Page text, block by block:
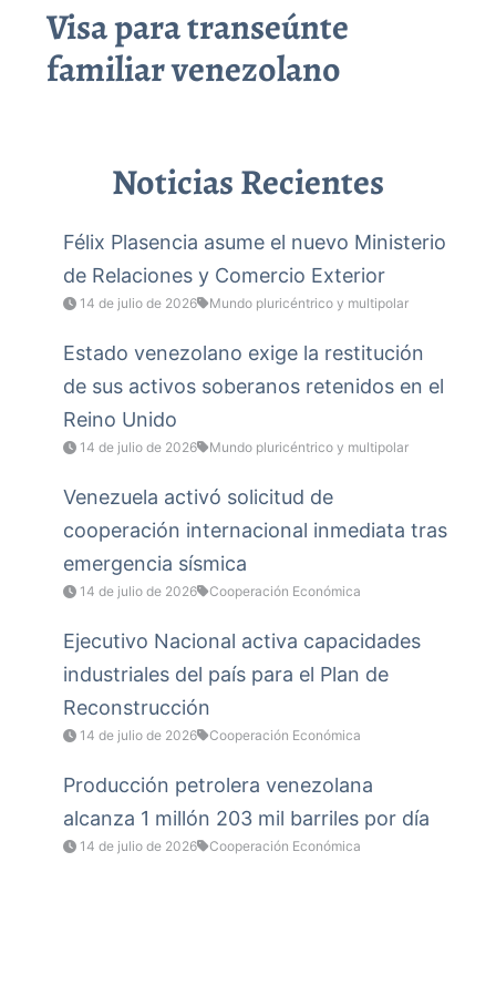
Visa para transeúnte
familiar venezolano
Noticias Recientes
Félix Plasencia asume el nuevo Ministerio
de Relaciones y Comercio Exterior
14 de julio de 2026 Mundo pluricéntrico y multipolar
Estado venezolano exige la restitución
de sus activos soberanos retenidos en el
Reino Unido
14 de julio de 2026 Mundo pluricéntrico y multipolar
Venezuela activó solicitud de
cooperación internacional inmediata tras
emergencia sísmica
14 de julio de 2026 Cooperación Económica
Ejecutivo Nacional activa capacidades
industriales del país para el Plan de
Reconstrucción
14 de julio de 2026 Cooperación Económica
Producción petrolera venezolana
alcanza 1 millón 203 mil barriles por día
14 de julio de 2026 Cooperación Económica